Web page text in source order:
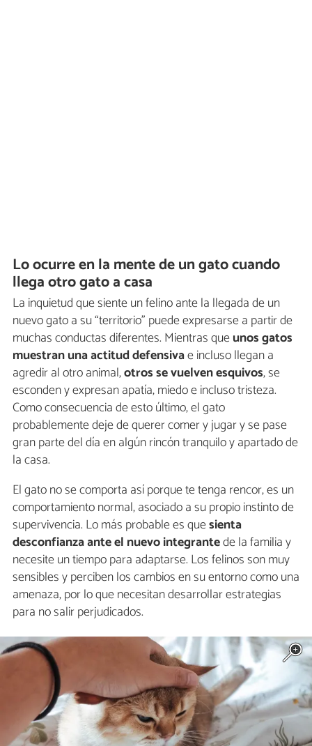
Lo ocurre en la mente de un gato cuando
llega otro gato a casa
La inquietud que siente un felino ante la llegada de un
nuevo gato a su “territorio” puede expresarse a partir de
muchas conductas diferentes. Mientras queunos gatos
muestran una actitud defensivae incluso llegan a
agredir al otro animal,otros se vuelven esquivos, se
esconden y expresan apatía, miedo e incluso tristeza.
Como consecuencia de esto último, el gato
probablemente deje de querer comer y jugar y se pase
gran parte del día en algún rincón tranquilo y apartado de
la casa.
El gato no se comporta así porque te tenga rencor, es un
comportamiento normal, asociado a su propio instinto de
supervivencia. Lo más probable es quesienta
desconfianza ante el nuevo integrantede la familia y
necesite un tiempo para adaptarse. Los felinos son muy
sensibles y perciben los cambios en su entorno como una
amenaza, por lo que necesitan desarrollar estrategias
para no salir perjudicados.